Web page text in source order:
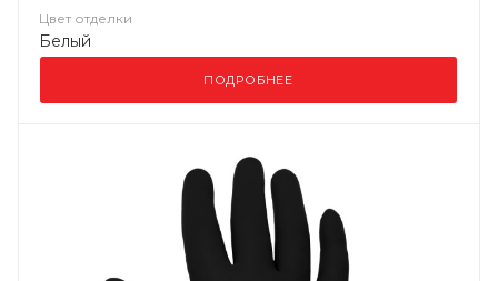
Цвет отделки
Белый
ПОДРОБНЕЕ